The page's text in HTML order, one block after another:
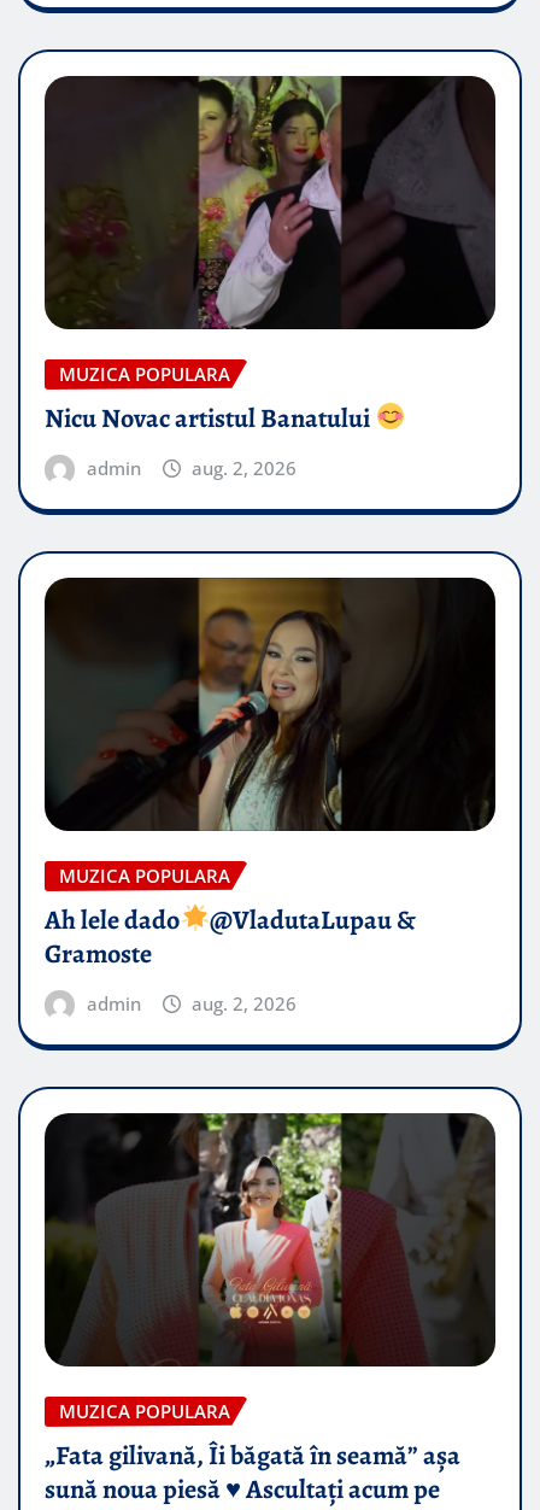
MUZICA POPULARA
Nicu Novac artistul Banatului
admin aug. 2, 2026
MUZICA POPULARA
Ah lele dado​
@VladutaLupau &
Gramoste
admin aug. 2, 2026
MUZICA POPULARA
„Fata gilivană, Îi băgată în seamă” așa
sună noua piesă ♥️ Ascultați acum pe